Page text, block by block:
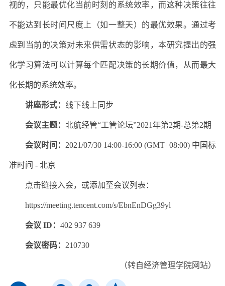
视的，只能最优化当前时刻的系统效率，而这种决策往往
不能达到长时间尺度上（如一整天）的最优效果。通过考
虑到当前的决策对未来供需状态的影响，本研究提出的强
化学习算法可以计算每个匹配决策的长期价值，从而最大
化长期的系统效率。
讲座形式： 线下线上同步
会议主题： 北航经管“工管论坛”2021年第2期-总第2期
会议时间： 2021/07/30 14:00-16:00 (GMT+08:00) 中国标
准时间 - 北京
点击链接入会，或添加至会议列表：
https://meeting.tencent.com/s/EbnEnDGg39yl
会议 ID： 402 937 639
会议密码： 210730
（转自经济管理学院网站）